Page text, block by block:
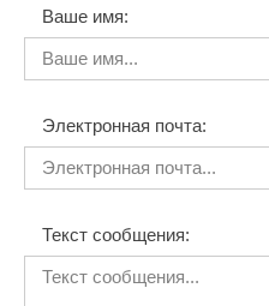
Ваше имя:
Электронная почта:
Текст сообщения: